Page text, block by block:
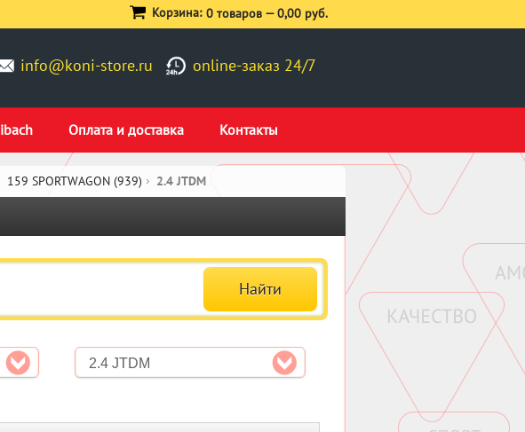
info@koni-store.ru online-заказ 24/7
Оплата и доставка Контакты
Корзина: 0 товаров —0,00 руб.
159 SPORTWAGON (939) 2.4 JTDM
2.4 JTDM